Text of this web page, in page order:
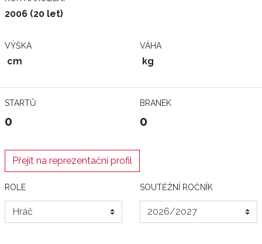
2006 (20 let)
VÝŠKA
cm
VÁHA
kg
STARTŮ
0
BRANEK
0
Přejít na reprezentační profil
ROLE SOUTĚŽNÍ ROČNÍK